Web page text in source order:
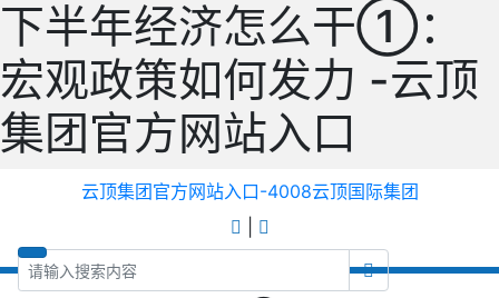
下半年经济怎么干①：
宏观政策如何发力 -云顶
集团官方网站入口
云顶集团官方网站入口-4008云顶国际集团